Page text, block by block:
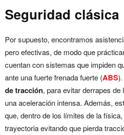
Seguridad clásica
Por supuesto, encontramos
pero efectivas, de modo que
cuentan con sistemas que impiden
ante una fuerte frenada fuerte (ABS
de tracción, para evitar derrapes
una aceleración intensa. Además,
que, dentro de los límites de la
trayectoria evitando que pierda